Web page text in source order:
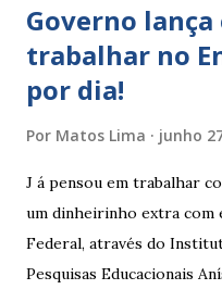
Governo
trabalhar no
por dia!
Por Matos Lima junho
J á pensou em trabalhar
um dinheirinho extra com
Federal, através do
Pesquisas Educacionais